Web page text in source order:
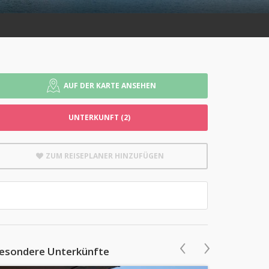
AUF DER KARTE ANSEHEN
UNTERKUNFT (2)
ZUM REISEPLANER HINZUFÜGEN
Unterkünfte ‹ ›